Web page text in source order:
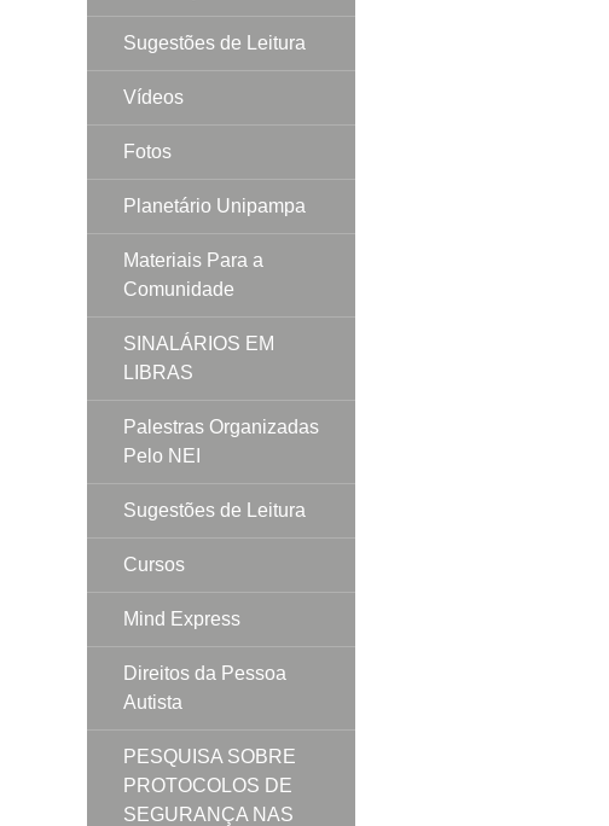
Sugestões de Leitura
Vídeos
Fotos
Planetário Unipampa
Materiais Para a
Comunidade
SINALÁRIOS EM
LIBRAS
Palestras Organizadas
Pelo NEI
Sugestões de Leitura
Cursos
Mind Express
Direitos da Pessoa
Autista
PESQUISA SOBRE
PROTOCOLOS DE
SEGURANÇA NAS